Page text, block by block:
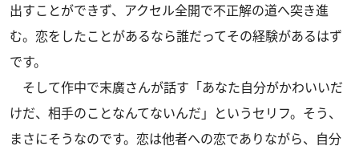
出すことができず、アクセル全開で不正解の道へ突き進
む。恋をしたことがあるなら誰だってその経験があるはず
です。
そして作中で末廣さんが話す「あなた自分がかわいいだ
けだ、相手のことなんてないんだ」というセリフ。そう、
まさにそうなのです。恋は他者への恋でありながら、自分